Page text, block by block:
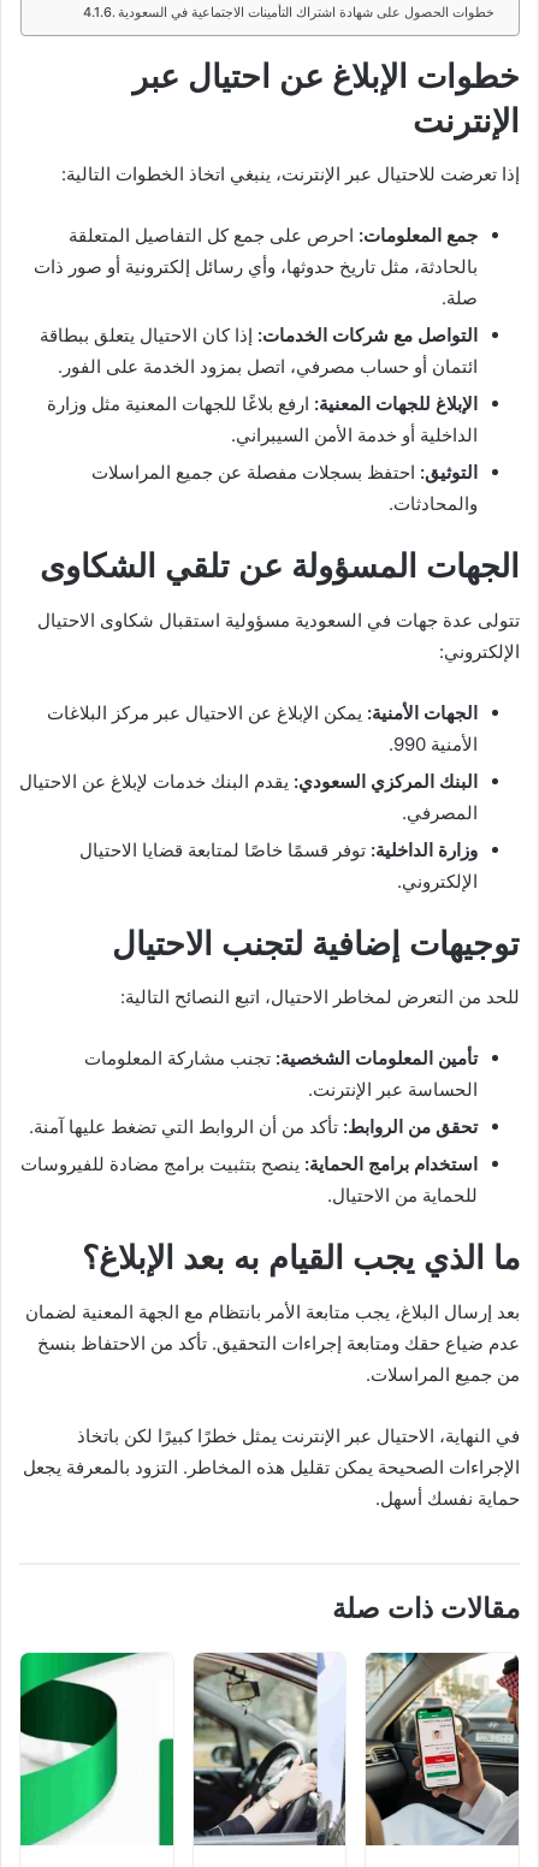
خطوات الحصول على شهادة اشتراك التأمينات الاجتماعية في السعودية
خطوات الإبلاغ عن احتيال عبر
الإنترنت
إذا تعرضت للاحتيال عبر الإنترنت، ينبغي اتخاذ الخطوات التالية:
جمع المعلومات: احرص على جمع كل التفاصيل المتعلقة
بالحادثة، مثل تاريخ حدوثها، وأي رسائل إلكترونية أو صور ذات
صلة.
التواصل مع شركات الخدمات: إذا كان الاحتيال يتعلق ببطاقة
ائتمان أو حساب مصرفي، اتصل بمزود الخدمة على الفور.
الإبلاغ للجهات المعنية: ارفع بلاغًا للجهات المعنية مثل وزارة
الداخلية أو خدمة الأمن السيبراني.
التوثيق: احتفظ بسجلات مفصلة عن جميع المراسلات
والمحادثات.
الجهات المسؤولة عن تلقي الشكاوى
تتولى عدة جهات في السعودية مسؤولية استقبال شكاوى الاحتيال
الإلكتروني:
الجهات الأمنية: يمكن الإبلاغ عن الاحتيال عبر مركز البلاغات
الأمنية 990.
البنك المركزي السعودي: يقدم البنك خدمات لإبلاغ عن الاحتيال
المصرفي.
وزارة الداخلية: توفر قسمًا خاصًا لمتابعة قضايا الاحتيال
الإلكتروني.
توجيهات إضافية لتجنب الاحتيال
للحد من التعرض لمخاطر الاحتيال، اتبع النصائح التالية:
تأمين المعلومات الشخصية: تجنب مشاركة المعلومات
الحساسة عبر الإنترنت.
تحقق من الروابط: تأكد من أن الروابط التي تضغط عليها آمنة.
استخدام برامج الحماية: ينصح بتثبيت برامج مضادة للفيروسات
للحماية من الاحتيال.
ما الذي يجب القيام به بعد الإبلاغ؟
بعد إرسال البلاغ، يجب متابعة الأمر بانتظام مع الجهة المعنية لضمان
عدم ضياع حقك ومتابعة إجراءات التحقيق. تأكد من الاحتفاظ بنسخ
من جميع المراسلات.
في النهاية، الاحتيال عبر الإنترنت يمثل خطرًا كبيرًا لكن باتخاذ
الإجراءات الصحيحة يمكن تقليل هذه المخاطر. التزود بالمعرفة يجعل
حماية نفسك أسهل.
مقالات ذات صلة